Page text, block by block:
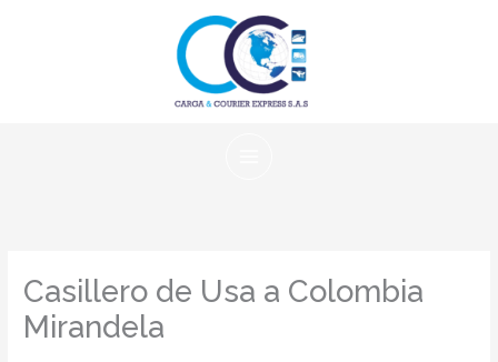
Casillero de Usa a Colombia
Mirandela